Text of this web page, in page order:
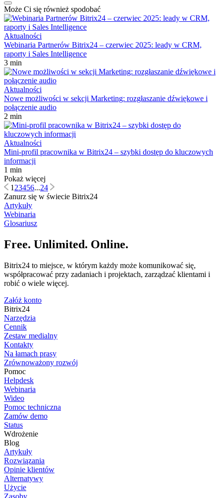
Może Ci się również spodobać
Aktualności
Webinaria Partnerów Bitrix24 – czerwiec 2025: leady w CRM,
raporty i Sales Intelligence
3 min
Aktualności
Nowe możliwości w sekcji Marketing: rozgłaszanie dźwiękowe i
połączenie audio
2 min
Aktualności
Mini-profil pracownika w Bitrix24 – szybki dostęp do kluczowych
informacji
1 min
Pokaż więcej
1 23456...24
Zanurz się w świecie Bitrix24
Artykuły
Webinaria
Glosariusz
Free. Unlimited. Online.
Bitrix24 to miejsce, w którym każdy może komunikować się,
współpracować przy zadaniach i projektach, zarządzać klientami i
robić o wiele więcej.
Załóż konto
Bitrix24
Narzędzia
Cennik
Zestaw medialny
Kontakty
Na łamach prasy
Zrównoważony rozwój
Pomoc
Helpdesk
Webinaria
Wideo
Pomoc techniczna
Zamów demo
Status
Wdrożenie
Blog
Artykuły
Rozwiązania
Opinie klientów
Alternatywy
Użycie
Zasoby